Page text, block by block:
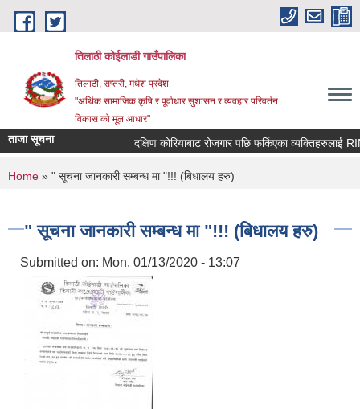
Skip to main content
तिलाठी कोईलाडी गाउँपालिका
तिलाठी, सप्तरी, मधेश प्रदेश
"अर्थिक सामाजिक कृषि र पूर्वाधार सुशासन र व्यवहार परिवर्तन
विकास को मूल आधार"
ताजा सूचना दक्षिण कोरियाबाट रोजगार पछि फर्किएका
You are here
Home » " सूचना जानकारी सम्बन्ध मा "!!! (बिधालय हरु)
" सूचना जानकारी सम्बन्ध मा "!!! (बिधालय हरु)
Submitted on: Mon, 01/13/2020 - 13:07